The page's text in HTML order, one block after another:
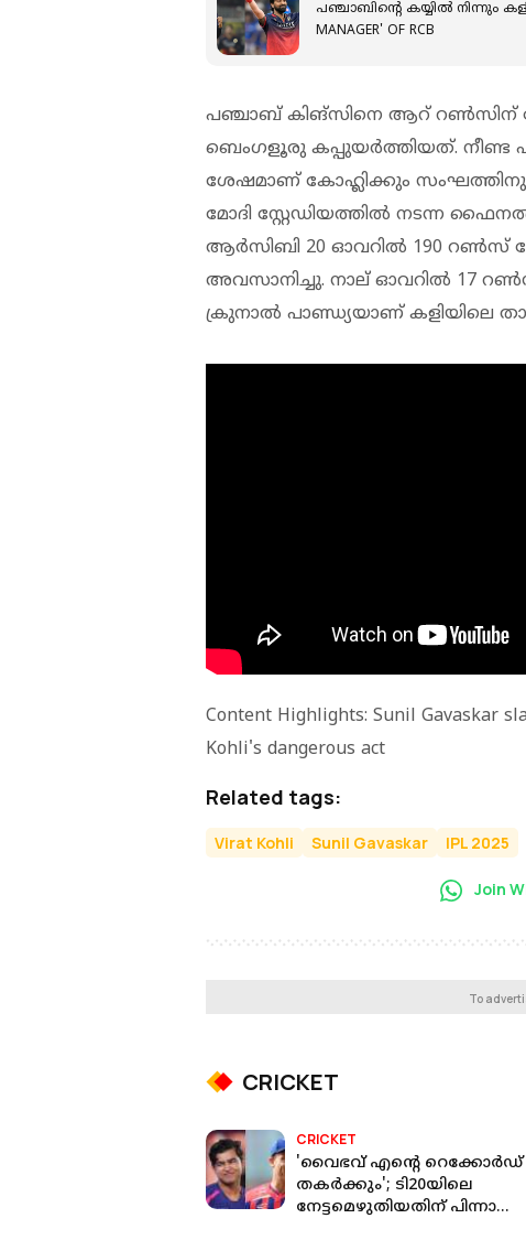
പഞ്ചാബിന്റെ കയ്യിൽ നിന്നും
MANAGER' OF RCB
പഞ്ചാബ് കിങ്‌സിനെ ആറ് റൺസിന്
ബെംഗളൂരു കപ്പുയര്‍ത്തിയത്. നീണ്ട
ശേഷമാണ് കോഹ്ലിക്കും സംഘത്തിനും
മോദി സ്റ്റേഡിയത്തില്‍ നടന്ന
ആര്‍സിബി 20 ഓവറില്‍ 190 റണ്‍സ്
അവസാനിച്ചു. നാല് ഓവറില്‍ 17 റണ്‍സ്
ക്രുനാല്‍ പാണ്ഡ്യയാണ് കളിയിലെ
Content Highlights: Sunil Gavaskar
Kohli's dangerous act
Related tags:
Virat Kohli Sunil Gavaskar IPL 2025
Join
To
CRICKET
CRICKET
'വൈഭവ് എന്റെ റെക്കോർഡ്
തകർക്കും'; ടി20യിലെ
നേട്ടമെഴുതിയതിന് പിന്നാലെ